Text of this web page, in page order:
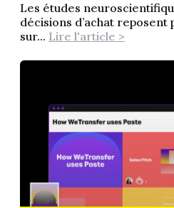
Les études
décisions d’achat
sur... Lire l'article >